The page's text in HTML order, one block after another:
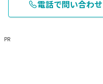
電話で問い合わ
PR